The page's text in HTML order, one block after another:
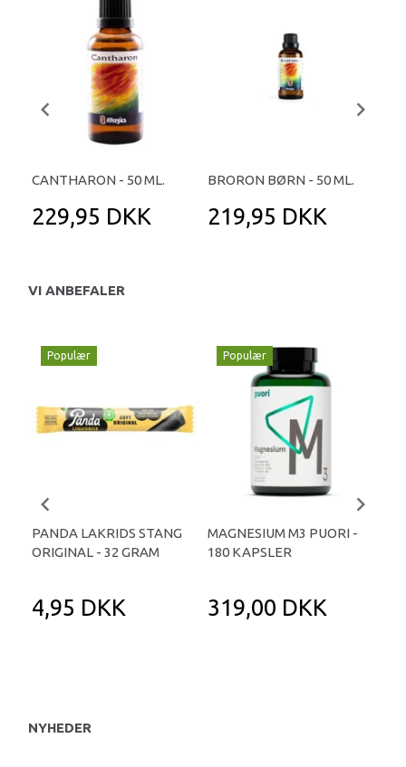
CANTHARON - 50 ML.
229,95 DKK
BRORON BØRN - 50 ML.
219,95 DKK
VI ANBEFALER
Populær
PANDA LAKRIDS STANG
ORIGINAL - 32 GRAM
4,95 DKK
Populær
MAGNESIUM M3 PUORI -
180 KAPSLER
319,00 DKK
NYHEDER